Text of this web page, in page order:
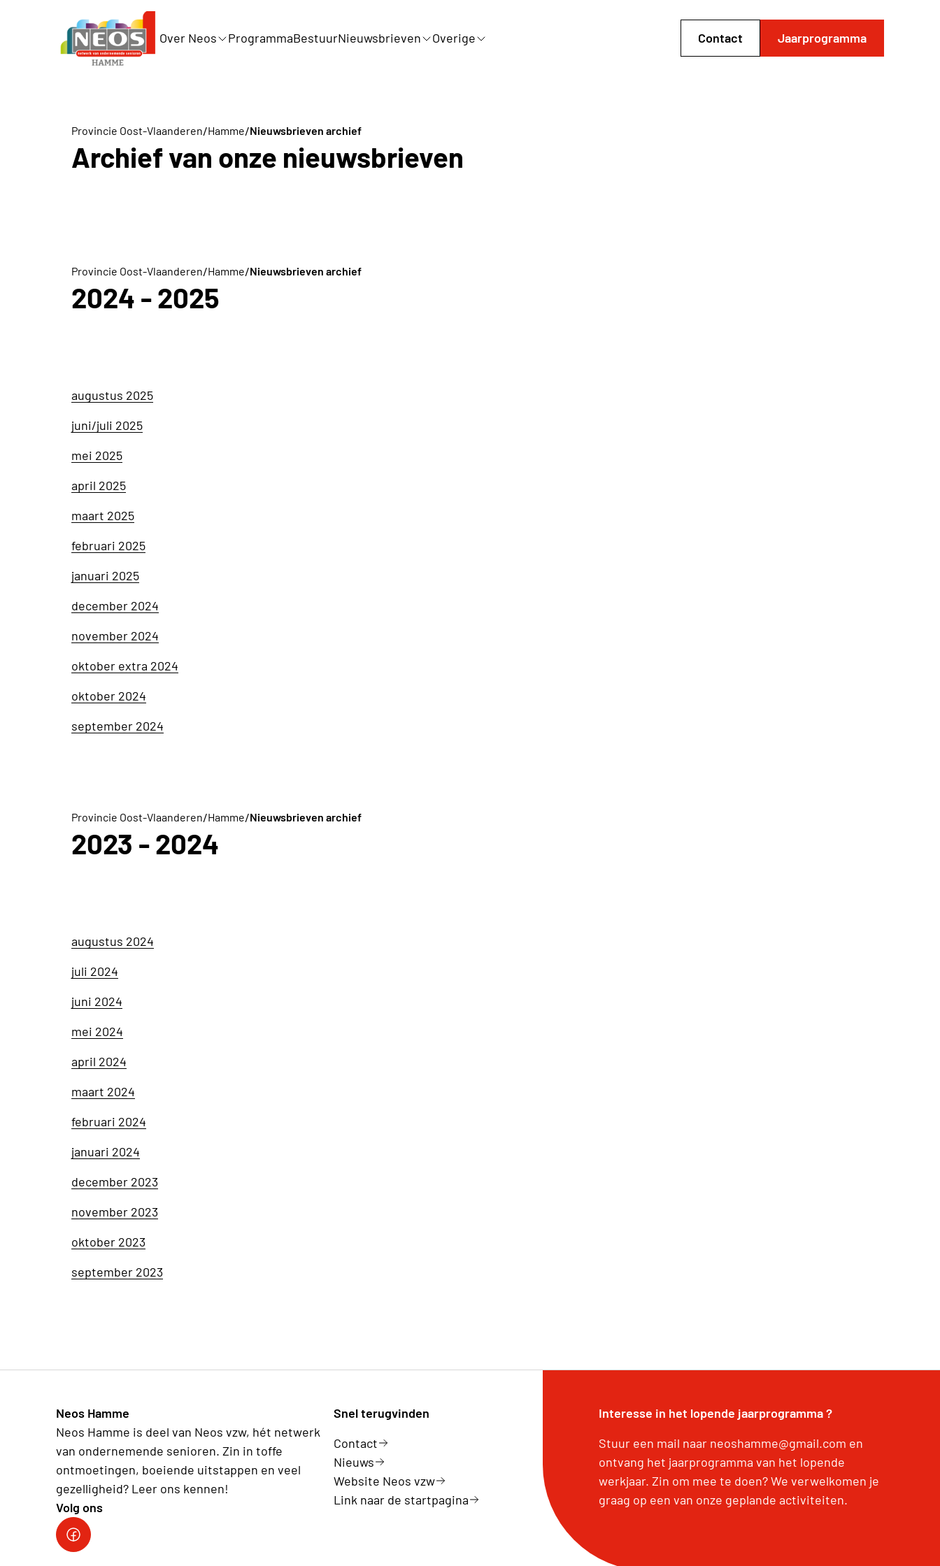
Over Neos ProgrammaBestuurNieuwsbrieven Overige Contact Jaarprogramma
Provincie Oost-Vlaanderen/Hamme/Nieuwsbrieven archief
Archief van onze nieuwsbrieven
Provincie Oost-Vlaanderen/Hamme/Nieuwsbrieven archief
2024 - 2025
augustus 2025
juni/juli 2025
mei 2025
april 2025
maart 2025
februari 2025
januari 2025
december 2024
november 2024
oktober extra 2024
oktober 2024
september 2024
Provincie Oost-Vlaanderen/Hamme/Nieuwsbrieven archief
2023 - 2024
augustus 2024
juli 2024
juni 2024
mei 2024
april 2024
maart 2024
februari 2024
januari 2024
december 2023
november 2023
oktober 2023
september 2023
Neos Hamme
Neos Hamme is deel van Neos vzw, hét netwerk
van ondernemende senioren. Zin in toffe
ontmoetingen, boeiende uitstappen en veel
gezelligheid? Leer ons kennen!
Volg ons
Facebook Neos Hamme
Snel terugvinden
Contact
Nieuws
Website Neos vzw
Link naar de startpagina
Interesse in het lopende jaarprogramma ?
Stuur een mail naar neoshamme@gmail.com en
ontvang het jaarprogramma van het lopende
werkjaar. Zin om mee te doen? We verwelkomen je
graag op een van onze geplande activiteiten.